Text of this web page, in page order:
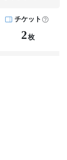
チケット
2 枚